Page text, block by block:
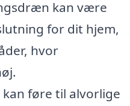
kan være
for dit hjem,
hvor
føre til alvorlige